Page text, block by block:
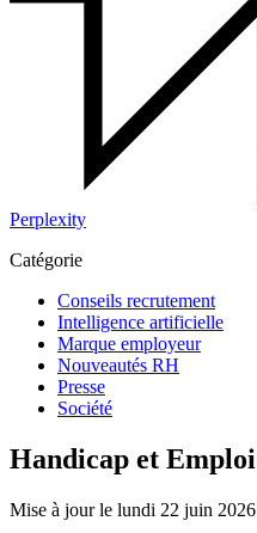
Perplexity
Catégorie
Conseils recrutement
Intelligence artificielle
Marque employeur
Nouveautés RH
Presse
Société
Handicap et Emploi
Mise à jour le lundi 22 juin 2026